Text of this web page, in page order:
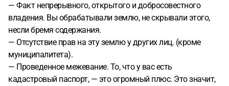
— Факт непрерывного, открытого и добросовестного
владения. Вы обрабатывали землю, не скрывали этого,
несли бремя содержания.
— Отсутствие прав на эту землю у других лиц. (кроме
муниципалитета).
— Проведенное межевание. То, что у вас есть
кадастровый паспорт, — это огромный плюс. Это значит,